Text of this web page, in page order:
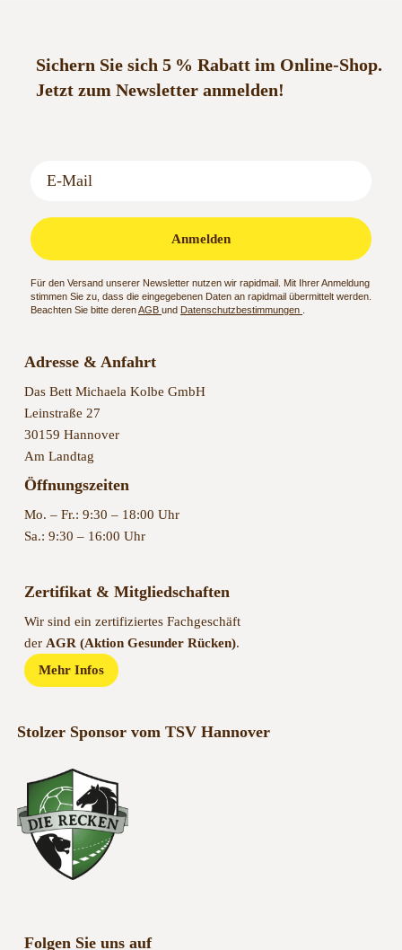
Sichern Sie sich 5 % Rabatt im Online-Shop.
Jetzt zum Newsletter anmelden!
Anmelden
stimmen Sie zu, dass die eingegebenen Daten an rapidmail übermittelt werden.
Beachten Sie bitte deren AGBundDatenschutzbestimmungen.
Adresse & Anfahrt
Das Bett Michaela Kolbe GmbH
Leinstraße 27
30159 Hannover
Am Landtag
Öffnungszeiten
Mo. – Fr.: 9:30 – 18:00 Uhr
Sa.: 9:30 – 16:00 Uhr
Zertifikat & Mitgliedschaften
Wir sind ein zertifiziertes Fachgeschäft
der
AGR (Aktion Gesunder Rücken)
Mehr Infos
Stolzer Sponsor vom TSV Hannover
Folgen Sie uns auf